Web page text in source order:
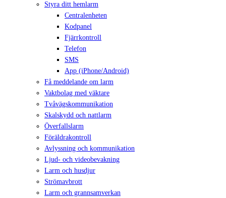
Styra ditt hemlarm
Centralenheten
Kodpanel
Fjärrkontroll
Telefon
SMS
App (iPhone/Android)
Få meddelande om larm
Vaktbolag med väktare
Tvåvägskommunikation
Skalskydd och nattlarm
Överfallslarm
Föräldrakontroll
Avlyssning och kommunikation
Ljud- och videobevakning
Larm och husdjur
Strömavbrott
Larm och grannsamverkan